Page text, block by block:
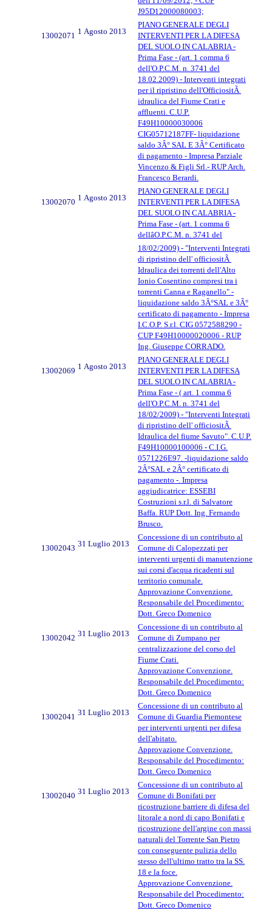
J95D12000080003;
13002071 1 Agosto 2013
PIANO GENERALE DEGLI
INTERVENTI PER LA DIFESA
DEL SUOLO IN CALABRIA -
Prima Fase - (art. 1 comma 6
dell'O.P.C.M. n. 3741 del
18.02.2009) - Interventi integrati
per il ripristino dell'OfficiositÃ
idraulica del Fiume Crati e
affluenti. C.U.P.
F49H10000030006
CIG05712187FF- liquidazione
saldo 3Â° SAL E 3Â° Certificato
di pagamento - Impresa Parziale
Vincenzo & Figli Srl.- RUP Arch.
Francesco Berardi.
13002070 1 Agosto 2013
PIANO GENERALE DEGLI
INTERVENTI PER LA DIFESA
DEL SUOLO IN CALABRIA -
Prima Fase - (art. 1 comma 6
dellâO.P.C.M. n. 3741 del
18/02/2009) - "Interventi Integrati
di ripristino dell' officiositÃ
Idraulica dei torrenti dell'Alto
Ionio Cosentino compresi tra i
torrenti Canna e Raganello" -
liquidazione saldo 3Â°SAL e 3Â°
certificato di pagamento - Impresa
I.C.O.P. S.r.l. CIG 0572588290 -
CUP F49H10000020006 - RUP
Ing. Giuseppe CORRADO.
13002069 1 Agosto 2013
PIANO GENERALE DEGLI
INTERVENTI PER LA DIFESA
DEL SUOLO IN CALABRIA -
Prima Fase - ( art. 1 comma 6
dell'O.P.C.M. n. 3741 del
18/02/2009) - "Interventi Integrati
di ripristino dell' officiositÃ
Idraulica del fiume Savuto". C.U.P.
F49H10000100006 - C.I.G.
0571226E97. -liquidazione saldo
2Â°SAL e 2Â° certificato di
pagamento -. Impresa
aggiudicatrice: ESSEBI
Costruzioni s.r.l. di Salvatore
Baffa. RUP Dott. Ing. Fernando
Brusco.
13002043 31 Luglio 2013
Concessione di un contributo al
Comune di Calopezzati per
interventi urgenti di manutenzione
sui corsi d'acqua ricadenti sul
territorio comunale.
Approvazione Convenzione.
Responsabile del Procedimento:
Dott. Greco Domenico
13002042 31 Luglio 2013
Concessione di un contributo al
Comune di Zumpano per
centralizzazione del corso del
Fiume Crati.
Approvazione Convenzione.
Responsabile del Procedimento:
Dott. Greco Domenico
13002041 31 Luglio 2013
Concessione di un contributo al
Comune di Guardia Piemontese
per interventi urgenti per difesa
dell'abitato.
Approvazione Convenzione.
Responsabile del Procedimento:
Dott. Greco Domenico
13002040 31 Luglio 2013
Concessione di un contributo al
Comune di Bonifati per
ricostruzione barriere di difesa del
litorale a nord di capo Bonifati e
ricostruzione dell'argine con massi
naturali del Torrente San Pietro
con conseguente pulizia dello
stesso dell'ultimo tratto tra la SS.
18 e la foce.
Approvazione Convenzione.
Responsabile del Procedimento:
Dott. Greco Domenico